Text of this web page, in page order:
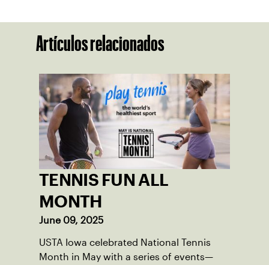
Artículos relacionados
TENNIS FUN ALL
MONTH
June 09, 2025
USTA Iowa celebrated National Tennis
Month in May with a series of events—